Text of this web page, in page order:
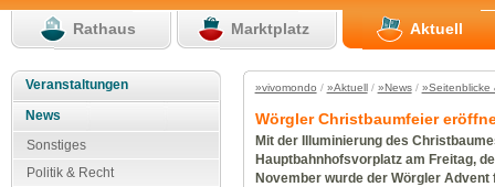
Rathaus Marktplatz Aktuell
Veranstaltungen
News
Sonstiges
Politik & Recht
»vivomondo / »Aktuell/ »News/ »Seitenblicke
Wörgler Christbaumfeier
Mit der Illuminierung des
Hauptbahnhofsvorplatz am Freitag,
November wurde der Wörgler Advent